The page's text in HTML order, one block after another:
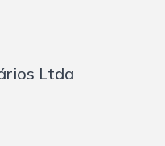
Ltda